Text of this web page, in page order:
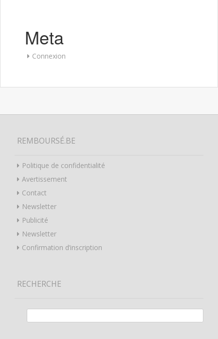
Meta
Connexion
REMBOURSÉ.BE
Politique de confidentialité
Avertissement
Contact
Newsletter
Publicité
Newsletter
Confirmation d’inscription
RECHERCHE